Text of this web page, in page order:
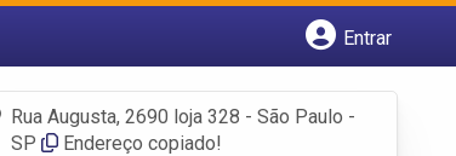
Entrar
Fazer login
Criar conta
Rua Augusta, 2690 loja 328 - São Paulo -
SP
Endereço copiado!